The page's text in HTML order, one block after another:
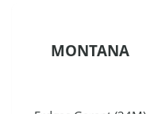
MONTANA